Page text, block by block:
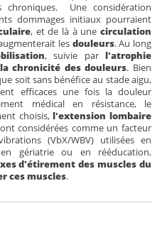
chroniques. Une considération
dommages initiaux pourraient
, et de là à unecirculation
les douleurs. Au long
, suivie parl'atrophie
chronicité des douleurs. Bien
soit sans bénéfice au stade aigu,
efficaces une fois la douleur
médical en résistance, le
choisis,l'extension lombaire
considérées comme un facteur
(VbX/WBV) utilisées en
gériatrie ou en rééducation,
d'étirement des muscles du
ces muscles.